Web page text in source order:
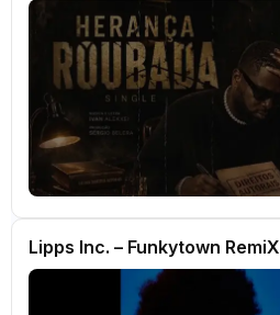
Lipps Inc. – Funkytown RemiX